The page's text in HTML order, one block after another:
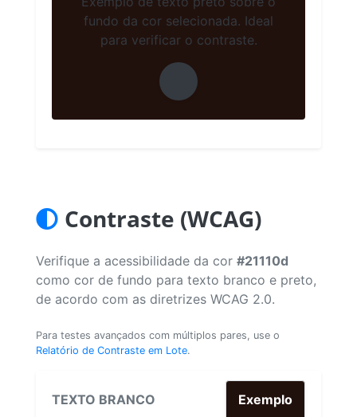
fundo da cor selecionada. Ideal
para verificar o contraste.
Contraste (WCAG)
Verifique a acessibilidade da cor #21110d
como cor de fundo para texto branco e preto,
de acordo com as diretrizes WCAG 2.0.
Para testes avançados com múltiplos pares, use o
Relatório de Contraste em Lote.
TEXTO BRANCO Exemplo